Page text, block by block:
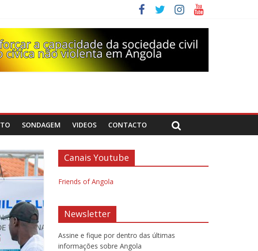
SONDAGEM VIDEOS CONTACTO
Canais Youtube
Friends of Angola
Newsletter
Assine e fique por dentro das últimas
informações sobre Angola